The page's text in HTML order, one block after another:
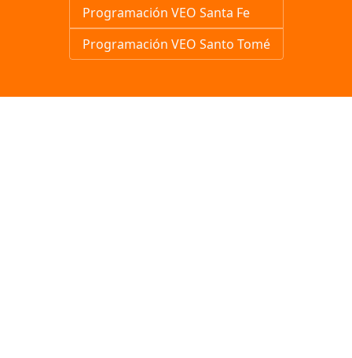
Programación VEO Santa Fe
Programación VEO Santo Tomé